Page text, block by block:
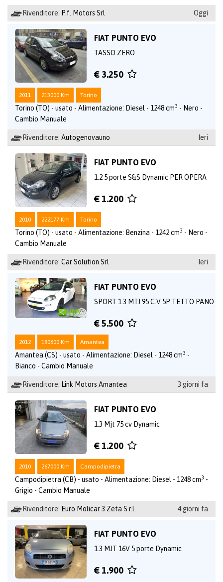
Rivenditore: P.f. Motors Srl Oggi
FIAT PUNTO EVO
TASSO ZERO
€ 3.250
2011 213000 Km Torino
Torino (TO) - usato - Alimentazione: Diesel - 1248 cm3 - Nero -
Cambio Manuale
Rivenditore: Autogenovauno Ieri
FIAT PUNTO EVO
1.2 5 porte S&S Dynamic PER OPERA
€ 1.200
2010 222177 Km Torino
Torino (TO) - usato - Alimentazione: Benzina - 1242 cm3 - Nero -
Cambio Manuale
Rivenditore: Car Solution Srl Ieri
FIAT PUNTO EVO
SPORT 1.3 MTJ 95 C.V 5P TETTO PANO
€ 5.500
2012 180600 Km Amantea
Amantea (CS) - usato - Alimentazione: Diesel - 1248 cm3 -
Bianco - Cambio Manuale
Rivenditore: Link Motors Amantea 3 giorni fa
FIAT PUNTO EVO
1.3 Mjt 75 cv Dynamic
€ 1.200
2010 267000 Km Campodipietra
Campodipietra (CB) - usato - Alimentazione: Diesel - 1248 cm3 -
Grigio - Cambio Manuale
Rivenditore: Euro Molicar 3 Zeta S.r.l. 4 giorni fa
FIAT PUNTO EVO
1.3 MJT 16V 5 porte Dynamic
€ 1.900